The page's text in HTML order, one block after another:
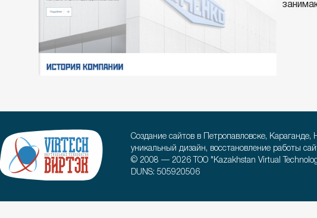
Создание сайтов в Петропавловске,
уникальный дизайн, восстановление работы
© 2008 — 2026 ТОО "Kazakhstan Virtual
DUNS: 505920506